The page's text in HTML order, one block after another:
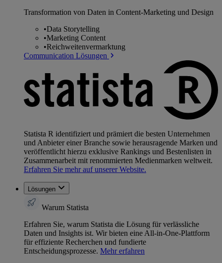
Transformation von Daten in Content-Marketing und Design
•Data Storytelling
•Marketing Content
•Reichweitenvermarktung
Communication Lösungen
Statista R identifiziert und prämiert die besten Unternehmen
und Anbieter einer Branche sowie herausragende Marken und
veröffentlicht hierzu exklusive Rankings und Bestenlisten in
Zusammenarbeit mit renommierten Medienmarken weltweit.
Erfahren Sie mehr auf unserer Website.
Lösungen
Warum Statista
Erfahren Sie, warum Statista die Lösung für verlässliche
Daten und Insights ist. Wir bieten eine All-in-One-Plattform
für effiziente Recherchen und fundierte
Entscheidungsprozesse. Mehr erfahren